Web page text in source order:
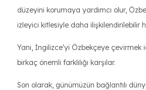
düzeyini korumaya yardımcı olur,
izleyici kitlesiyle daha ilişkilendirilebilir
Yani, İngilizce'yi Özbekçeye çevirmek
birkaç önemli farklılığı karşılar.
Son olarak, günümüzün bağlantılı